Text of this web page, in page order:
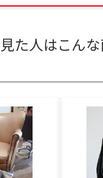
た人はこん